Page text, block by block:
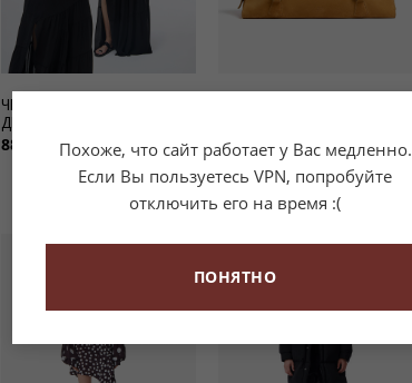
ЧЕРНОЕ ПЛАТЬЕ С
ДРАПИРОВКАМИ ISLAND
88 900 ₽
88 900 ₽
Похоже, что сайт работает у Вас медленно.
Если Вы пользуетесь VPN, попробуйте
отключить его на время :(
ПОНЯТНО